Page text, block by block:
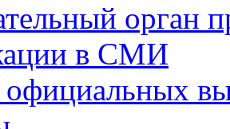
орган
в СМИ
официальных